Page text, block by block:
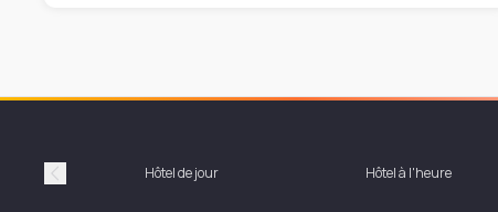
Précédent Hôtel de jour Hôtel à l'heure